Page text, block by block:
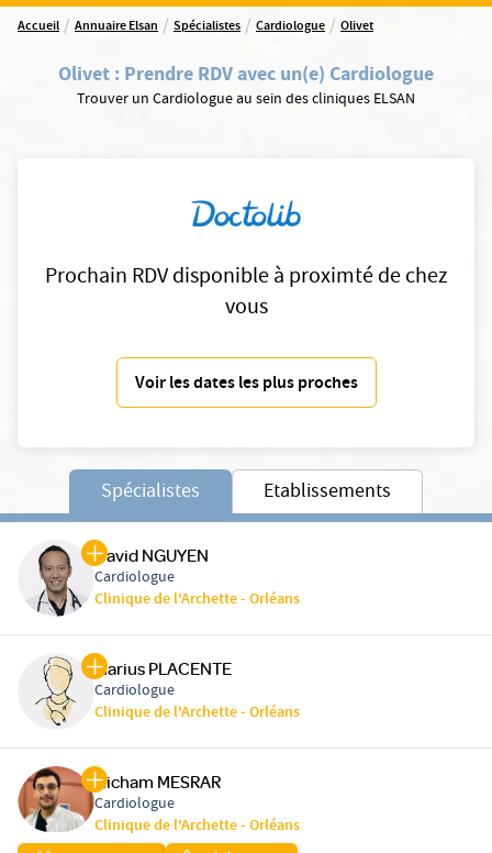
Accueil / Annuaire Elsan / Spécialistes / Cardiologue / Olivet
Olivet : Prendre RDV avec un(e) Cardiologue
Trouver un Cardiologue au sein des cliniques ELSAN
Prochain RDV disponible à proximté de chez
vous
Voir les dates les plus proches
Spécialistes Etablissements
David NGUYEN
Cardiologue
Clinique de l'Archette - Orléans
Marius PLACENTE
Cardiologue
Clinique de l'Archette - Orléans
Hicham MESRAR
Cardiologue
Clinique de l'Archette - Orléans